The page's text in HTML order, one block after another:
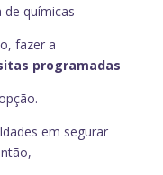
químicas
fazer a
programadas
em segurar